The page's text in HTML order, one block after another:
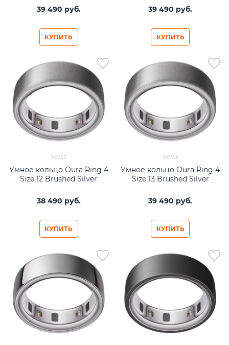
39 490 руб.
КУПИТЬ
39 490 руб.
КУПИТЬ
06752
Умное кольцо Oura Ring 4
Size 12 Brushed Silver
38 490 руб.
КУПИТЬ
06753
Умное кольцо Oura Ring 4
Size 13 Brushed Silver
39 490 руб.
КУПИТЬ